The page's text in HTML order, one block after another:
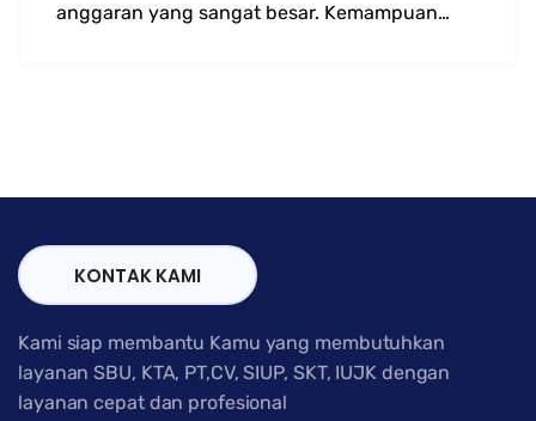
anggaran yang sangat besar. Kemampuan…
KONTAK KAMI
Kami siap membantu Kamu yang membutuhkan
layanan SBU, KTA, PT,CV, SIUP, SKT, IUJK dengan
layanan cepat dan profesional